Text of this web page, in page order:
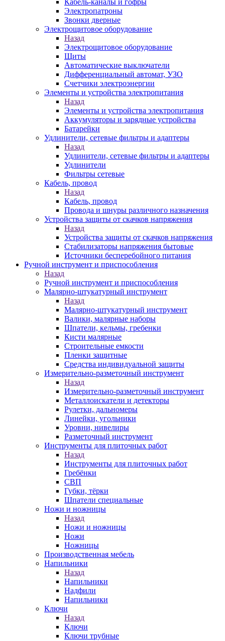
Кабель-каналы и гофры
Электропатроны
Звонки дверные
Электрощитовое оборудование
Назад
Электрощитовое оборудование
Щиты
Автоматические выключатели
Дифференциальный автомат, УЗО
Счетчики электроэнергии
Элементы и устройства электропитания
Назад
Элементы и устройства электропитания
Аккумуляторы и зарядные устройства
Батарейки
Удлинители, сетевые фильтры и адаптеры
Назад
Удлинители, сетевые фильтры и адаптеры
Удлинители
Фильтры сетевые
Кабель, провод
Назад
Кабель, провод
Провода и шнуры различного назначения
Устройства защиты от скачков напряжения
Назад
Устройства защиты от скачков напряжения
Стабилизаторы напряжения бытовые
Источники бесперебойного питания
Ручной инструмент и приспособления
Назад
Ручной инструмент и приспособления
Малярно-штукатурный инструмент
Назад
Малярно-штукатурный инструмент
Валики, малярные наборы
Шпатели, кельмы, гребенки
Кисти малярные
Строительные емкости
Пленки защитные
Средства индивидуальной защиты
Измерительно-разметочный инструмент
Назад
Измерительно-разметочный инструмент
Металлоискатели и детекторы
Рулетки, дальномеры
Линейки, угольники
Уровни, нивелиры
Разметочный инструмент
Инструменты для плиточных работ
Назад
Инструменты для плиточных работ
Гребёнки
СВП
Губки, тёрки
Шпатели специальные
Ножи и ножницы
Назад
Ножи и ножницы
Ножи
Ножницы
Производственная мебель
Напильники
Назад
Напильники
Надфили
Напильники
Ключи
Назад
Ключи
Ключи трубные